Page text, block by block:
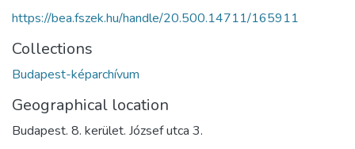
https://bea.fszek.hu/handle/20.500.14711/165911
Collections
Budapest-képarchívum
Geographical location
Budapest. 8. kerület. József utca 3.